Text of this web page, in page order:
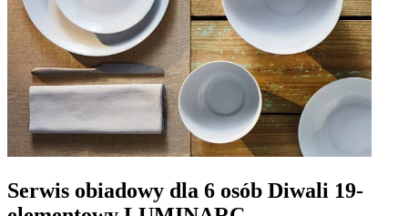
Serwis obiadowy dla 6 osób Diwali 19-